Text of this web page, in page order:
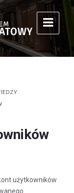
użytkowników